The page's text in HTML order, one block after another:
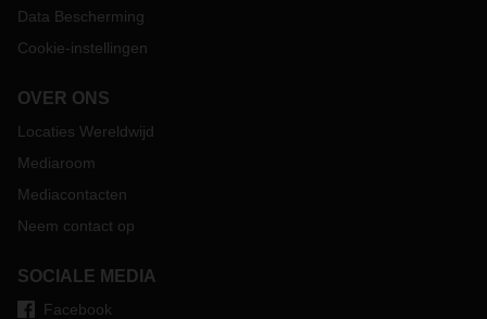
Data Bescherming
Cookie-instellingen
OVER ONS
Locaties Wereldwijd
Mediaroom
Mediacontacten
Neem contact op
SOCIALE MEDIA
Facebook